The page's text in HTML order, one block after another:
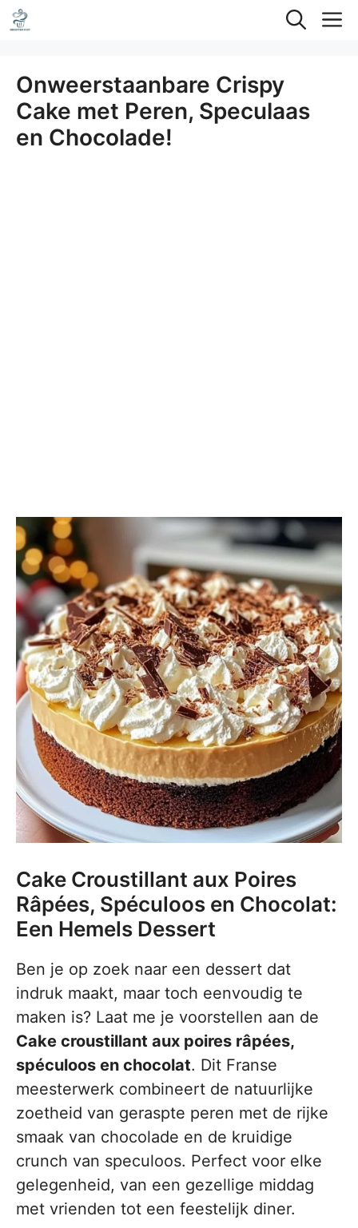
Ga
naar
inhoud
Onweerstaanbare Crispy
Cake met Peren, Speculaas
en Chocolade!
Cake Croustillant aux Poires
Râpées, Spéculoos en Chocolat:
Een Hemels Dessert
Ben je op zoek naar een dessert dat
indruk maakt, maar toch eenvoudig te
maken is? Laat me je voorstellen aan de
Cake croustillant aux poires râpées,
spéculoos en chocolat. Dit Franse
meesterwerk combineert de natuurlijke
zoetheid van geraspte peren met de rijke
smaak van chocolade en de kruidige
crunch van speculoos. Perfect voor elke
gelegenheid, van een gezellige middag
met vrienden tot een feestelijk diner.